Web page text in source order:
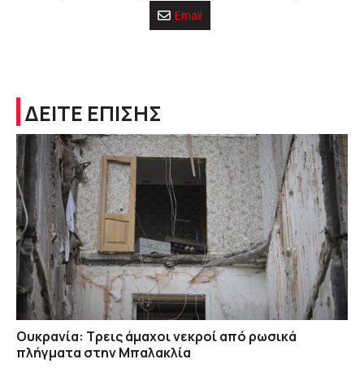
Email
ΔΕΙΤΕ ΕΠΙΣΗΣ
Ουκρανία: Τρεις άμαχοι νεκροί από ρωσικά
πλήγματα στην Μπαλακλία